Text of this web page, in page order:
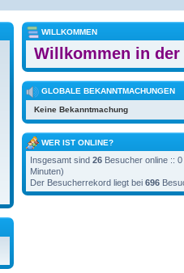
WILLKOMMEN
Willkommen in
GLOBALE BEKANNTMACHUNGEN
Keine Bekanntmachung
WER IST ONLINE?
Insgesamt sind 26 Besucher online ::
Minuten)
Der Besucherrekord liegt bei 696